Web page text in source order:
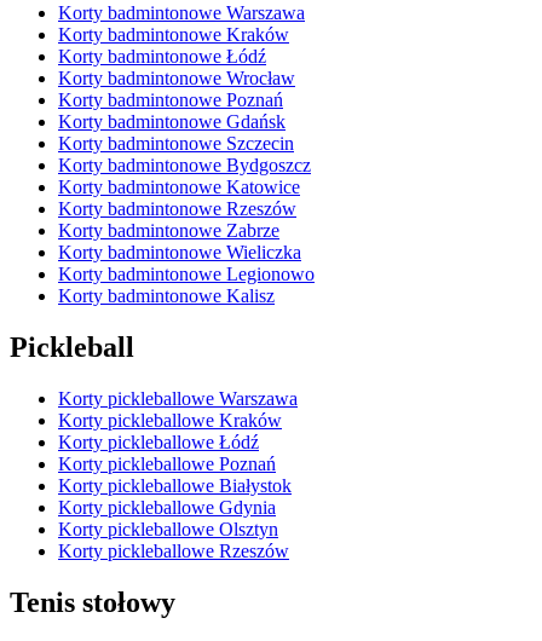
Korty badmintonowe Warszawa
Korty badmintonowe Kraków
Korty badmintonowe Łódź
Korty badmintonowe Wrocław
Korty badmintonowe Poznań
Korty badmintonowe Gdańsk
Korty badmintonowe Szczecin
Korty badmintonowe Bydgoszcz
Korty badmintonowe Katowice
Korty badmintonowe Rzeszów
Korty badmintonowe Zabrze
Korty badmintonowe Wieliczka
Korty badmintonowe Legionowo
Korty badmintonowe Kalisz
Pickleball
Korty pickleballowe Warszawa
Korty pickleballowe Kraków
Korty pickleballowe Łódź
Korty pickleballowe Poznań
Korty pickleballowe Białystok
Korty pickleballowe Gdynia
Korty pickleballowe Olsztyn
Korty pickleballowe Rzeszów
Tenis stołowy